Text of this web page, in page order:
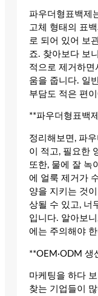
파우더형표백제
고체 형태의 표
로 되어 있어 보
죠. 찾아보다 보
적으로 제거하면
움을 줍니다. 일
부담도 적은 편
**파우더형표백
정리해보면, 파
이 적고, 필요한
또한, 물에 잘 녹
에 얼룩 제거가
양을 지키는 것
상될 수 있고, 너
입니다. 알아보
에는 주의해야
**OEM·ODM 생
마케팅을 하다
찾는 기업들이